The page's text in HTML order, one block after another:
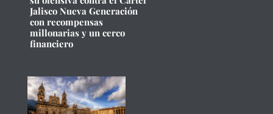
Jalisco Nueva Generación
con recompensas
millonarias y un cerco
financiero